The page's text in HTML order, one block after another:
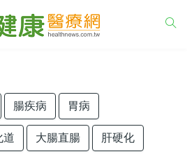
腸疾病 胃病
道 大腸直腸 肝硬化